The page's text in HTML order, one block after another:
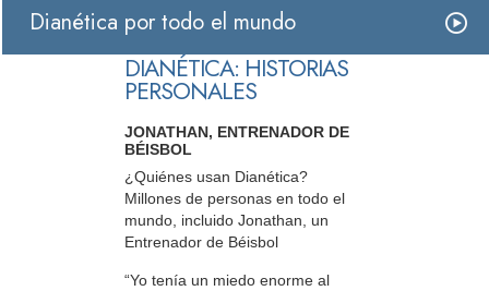
Dianética por todo el mundo
DIANÉTICA: HISTORIAS
PERSONALES
JONATHAN, ENTRENADOR DE
BÉISBOL
¿Quiénes usan Dianética?
Millones de personas en todo el
mundo, incluido Jonathan, un
Entrenador de Béisbol
“Yo tenía un miedo enorme al